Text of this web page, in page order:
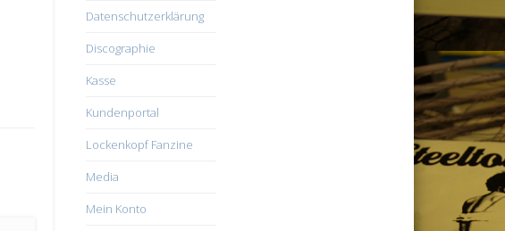
Datenschutzerklärung
Discographie
Kasse
Kundenportal
Lockenkopf Fanzine
Media
Mein Konto